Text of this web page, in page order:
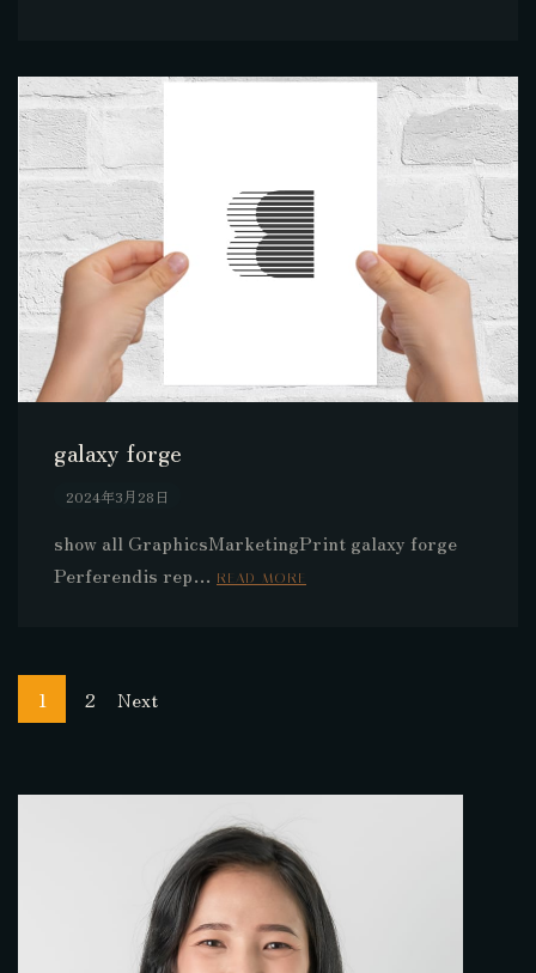
galaxy forge
2024年3月28日
show all GraphicsMarketingPrint galaxy forge
Perferendis rep… READ MORE
1 2 Next